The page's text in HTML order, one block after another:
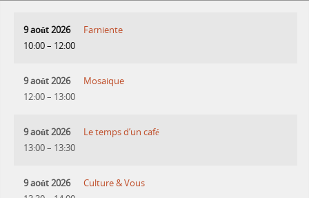
9 août 2026
10:00– 12:00
Farniente
9 août 2026
12:00– 13:00
Mosaique
9 août 2026
13:00– 13:30
Le temps d’un café
9 août 2026
Culture & Vous